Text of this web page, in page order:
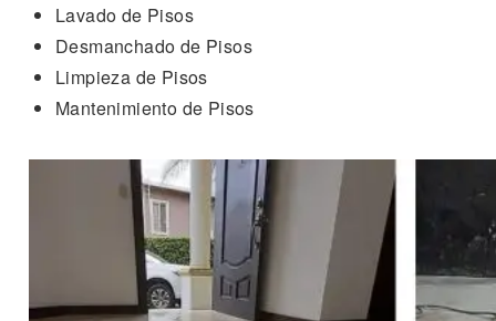
Lavado de Pisos
Desmanchado de Pisos
Limpieza de Pisos
Mantenimiento de Pisos